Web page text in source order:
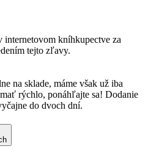
internetovom kníhkupectve za
tejto zľavy.
na sklade, máme však už iba
rýchlo, ponáhľajte sa! Dodanie
do dvoch dní.